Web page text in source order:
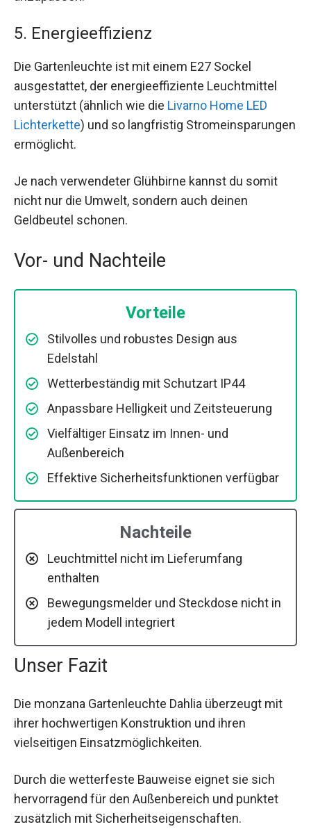
5. Energieeffizienz
Die Gartenleuchte ist mit einem E27 Sockel
ausgestattet, der energieeffiziente Leuchtmittel
unterstützt (ähnlich wie die Livarno Home LED
Lichterkette) und so langfristig Stromeinsparungen
ermöglicht.
Je nach verwendeter Glühbirne kannst du somit
nicht nur die Umwelt, sondern auch deinen
Geldbeutel schonen.
Vor- und Nachteile
Vorteile
Stilvolles und robustes Design aus
Edelstahl
Wetterbeständig mit Schutzart IP44
Anpassbare Helligkeit und Zeitsteuerung
Vielfältiger Einsatz im Innen- und
Außenbereich
Effektive Sicherheitsfunktionen verfügbar
Nachteile
Leuchtmittel nicht im Lieferumfang
enthalten
Bewegungsmelder und Steckdose nicht in
jedem Modell integriert
Unser Fazit
Die monzana Gartenleuchte Dahlia überzeugt mit
ihrer hochwertigen Konstruktion und ihren
vielseitigen Einsatzmöglichkeiten.
Durch die wetterfeste Bauweise eignet sie sich
hervorragend für den Außenbereich und punktet
zusätzlich mit Sicherheitseigenschaften.